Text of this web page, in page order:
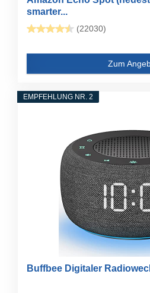
smarter...
(22030)
Zum
EMPFEHLUNG NR. 2
Buffbee Digitaler